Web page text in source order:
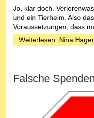
Jo, klar doch.
und ein Tierheim. Also
Voraussetzungen, dass
Weiterlesen: Nina
Falsche